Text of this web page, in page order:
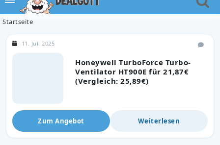
Startseite
Honeywell TurboForce Turbo-
Ventilator HT900E für 21,87€
(Vergleich: 25,89€)
11. Juli 2025
Zum Angebot Weiterlesen